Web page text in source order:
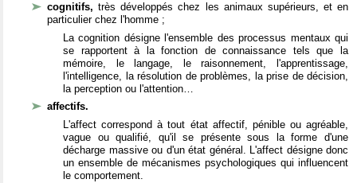
cognitifs,très développés chez les animaux supérieurs, et en
particulier chez l'homme ;
La cognition désigne l'ensemble des processus mentaux qui
se rapportent à la fonction de connaissance tels que la
mémoire, le langage, le raisonnement, l'apprentissage,
l'intelligence, la résolution de problèmes, la prise de décision,
la perception ou l'attention…
affectifs.
L'affect correspond à tout état affectif, pénible ou agréable,
vague ou qualifié, qu'il se présente sous la forme d'une
décharge massive ou d'un état général. L'affect désigne donc
un ensemble de mécanismes psychologiques qui influencent
le comportement.